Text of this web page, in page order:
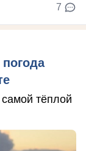
7
тёплой